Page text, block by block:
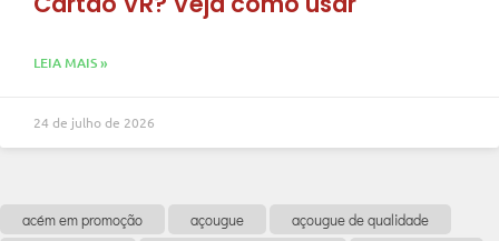
LEIA MAIS »
24 de julho de 2026
acém em promoção açougue
açougue de qualidade